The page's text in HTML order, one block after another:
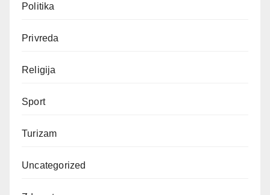
Politika
Privreda
Religija
Sport
Turizam
Uncategorized